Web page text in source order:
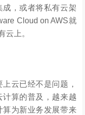
，或者将私有云架
Cloud on AWS就
云上。
云已经不是问题，
算的普及，越来越
为新业务发展带来